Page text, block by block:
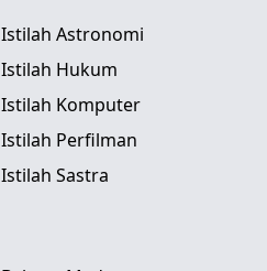
Istilah Astronomi
Istilah Hukum
Istilah Komputer
Istilah Perfilman
Istilah Sastra